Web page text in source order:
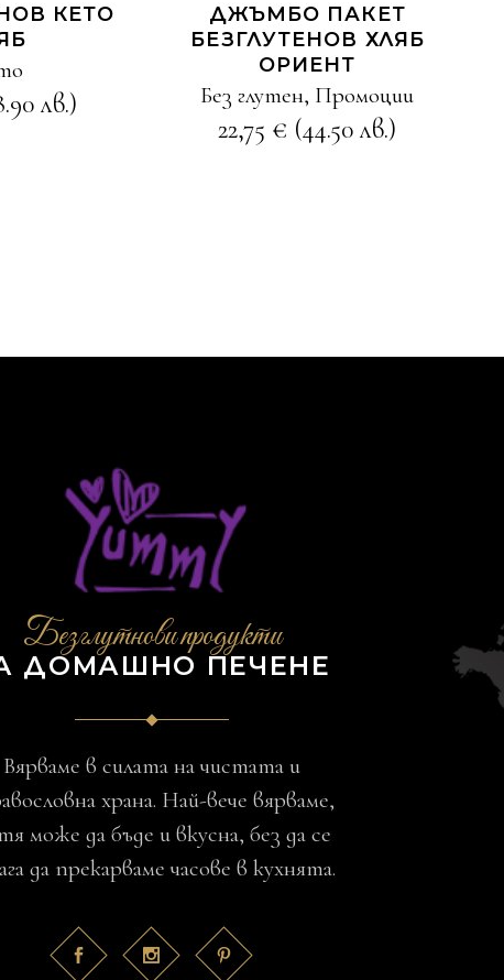
КЕТО
лв.)
ДЖЪМБО ПАКЕТ
БЕЗГЛУТЕНОВ ХЛЯБ
ОРИЕНТ
Без глутен, Промоции
22,75 € (44.50 лв.)
Безглутнови продукти
ДОМАШНО ПЕЧЕНЕ
Вярваме в силата на чистата и
храна. Най-вече вярваме,
може да бъде и вкусна, без да се
да прекарваме часове в кухнята.